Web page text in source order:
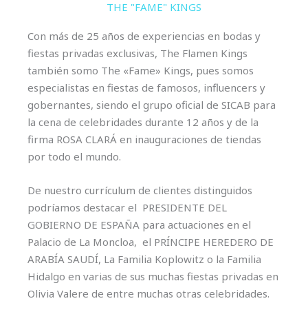
THE "FAME" KINGS
Con más de 25 años de experiencias en bodas y
fiestas privadas exclusivas, The Flamen Kings
también somo The «Fame» Kings, pues somos
especialistas en fiestas de famosos, influencers y
gobernantes, siendo el grupo oficial de SICAB para
la cena de celebridades durante 12 años y de la
firma ROSA CLARÁ en inauguraciones de tiendas
por todo el mundo.
De nuestro currículum de clientes distinguidos
podríamos destacar el PRESIDENTE DEL
GOBIERNO DE ESPAÑA para actuaciones en el
Palacio de La Moncloa, el PRÍNCIPE HEREDERO DE
ARABÍA SAUDÍ, La Familia Koplowitz o la Familia
Hidalgo en varias de sus muchas fiestas privadas en
Olivia Valere de entre muchas otras celebridades.